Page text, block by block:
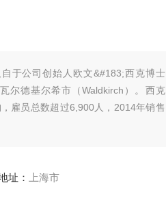
于公司创始人欧文&#183;西克博士
尔德基尔希市（Waldkirch）。西克
雇员总数超过6,900人，2014年销售
址： 上海市